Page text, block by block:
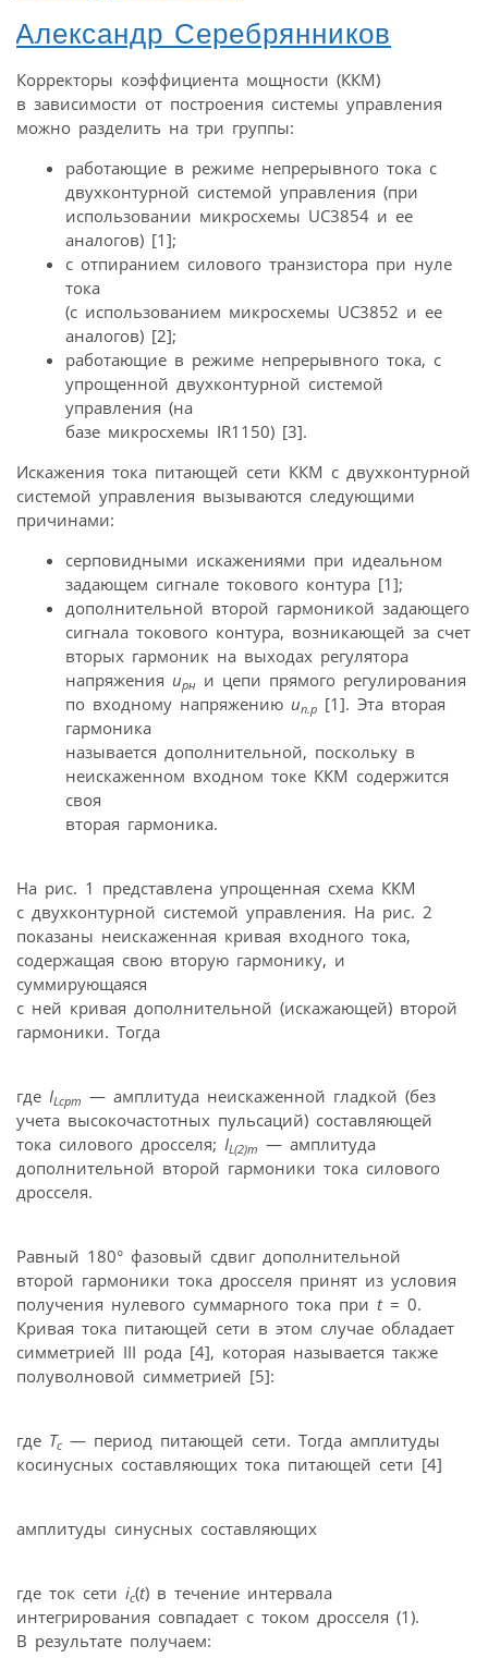
Александр Серебрянников
Корректоры коэффициента мощности (ККМ)
в зависимости от построения системы управления
можно разделить на три группы:
работающие в режиме непрерывного тока с
двухконтурной системой управления (при
использовании микросхемы UC3854 и ее
аналогов) [1];
с отпиранием силового транзистора при нуле
тока
(с использованием микросхемы UC3852 и ее
аналогов) [2];
работающие в режиме непрерывного тока, с
упрощенной двухконтурной системой
управления (на
базе микросхемы IR1150) [3].
Искажения тока питающей сети ККМ с двухконтурной
системой управления вызываются следующими
причинами:
серповидными искажениями при идеальном
задающем сигнале токового контура [1];
дополнительной второй гармоникой задающего
сигнала токового контура, возникающей за счет
вторых гармоник на выходах регулятора
напряжения uрн и цепи прямого регулирования
по входному напряжению uп.р [1]. Эта вторая
гармоника
называется дополнительной, поскольку в
неискаженном входном токе ККМ содержится
своя
вторая гармоника.
На рис. 1 представлена упрощенная схема ККМ
с двухконтурной системой управления. На рис. 2
показаны неискаженная кривая входного тока,
содержащая свою вторую гармонику, и
суммирующаяся
с ней кривая дополнительной (искажающей) второй
гармоники. Тогда
где ILсрm — амплитуда неискаженной гладкой (без
учета высокочастотных пульсаций) составляющей
тока силового дросселя; IL(2)m — амплитуда
дополнительной второй гармоники тока силового
дросселя.
Равный 180° фазовый сдвиг дополнительной
второй гармоники тока дросселя принят из условия
получения нулевого суммарного тока при t= 0.
Кривая тока питающей сети в этом случае обладает
симметрией III рода [4], которая называется также
полуволновой симметрией [5]:
где Tс — период питающей сети. Тогда амплитуды
косинусных составляющих тока питающей сети [4]
амплитуды синусных составляющих
где ток сети iс(t) в течение интервала
интегрирования совпадает с током дросселя (1).
В результате получаем: